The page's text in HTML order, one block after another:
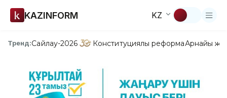
KAZINFORM KZ
Тренд:Сайлау-2026 Конституциялық реформаАрнайы